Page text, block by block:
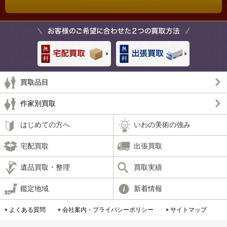
買取品目
作家別買取
はじめての方へ いわの美術の強み
宅配買取 出張買取
遺品買取・整理 買取実績
鑑定地域 新着情報
よくある質問 会社案内・プライバシーポリシー サイトマップ